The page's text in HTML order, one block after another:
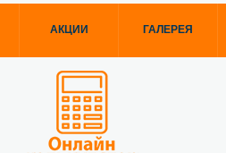
АКЦИИ ГАЛЕРЕЯ